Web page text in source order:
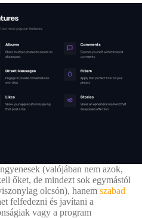
(valójában nem azok,
őket, de mindezt sok egymástól
olcsón), hanem szabad
felfedezni és javítani a
vagy a program